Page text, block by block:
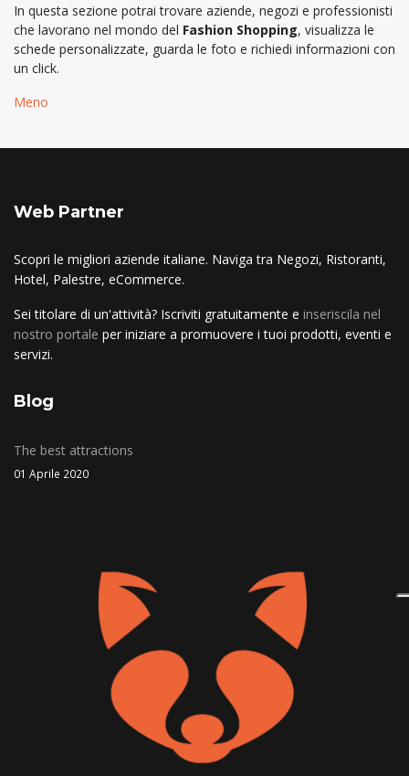
In questa sezione potrai trovare aziende, negozi e professionisti
che lavorano nel mondo del Fashion Shopping, visualizza le
schede personalizzate, guarda le foto e richiedi informazioni con
un click.
Meno
Web Partner
Scopri le migliori aziende italiane. Naviga tra Negozi, Ristoranti,
Hotel, Palestre, eCommerce.
Sei titolare di un'attività? Iscriviti gratuitamente e inseriscila nel
nostro portale per iniziare a promuovere i tuoi prodotti, eventi e
servizi.
Blog
The best attractions
01 Aprile 2020